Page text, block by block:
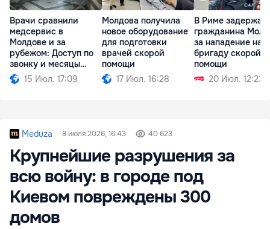
Врачи сравнили
медсервис в
Молдове и за
рубежом: Доступ по
звонку и месяцы
ожидания
15 Июл. 17:09
Молдова получила
новое оборудование
для подготовки
врачей скорой
помощи
17 Июл. 16:28
В Риме
гражданина
за нападение на
бригаду скорой
помощи
20 Июл. 12:23
Meduza 8 июля 2026, 16:43 40 623
Крупнейшие разрушения за
всю войну: в городе под
Киевом повреждены 300
домов